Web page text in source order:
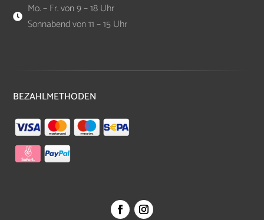

Mo. – Fr. von 9 – 18 Uhr
Sonnabend von 11 – 15 Uhr
BEZAHLMETHODEN